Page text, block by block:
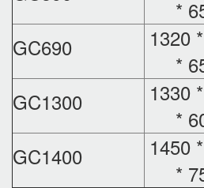
*
GC690
1320
*
GC1300
1330
*
GC1400
1450
*